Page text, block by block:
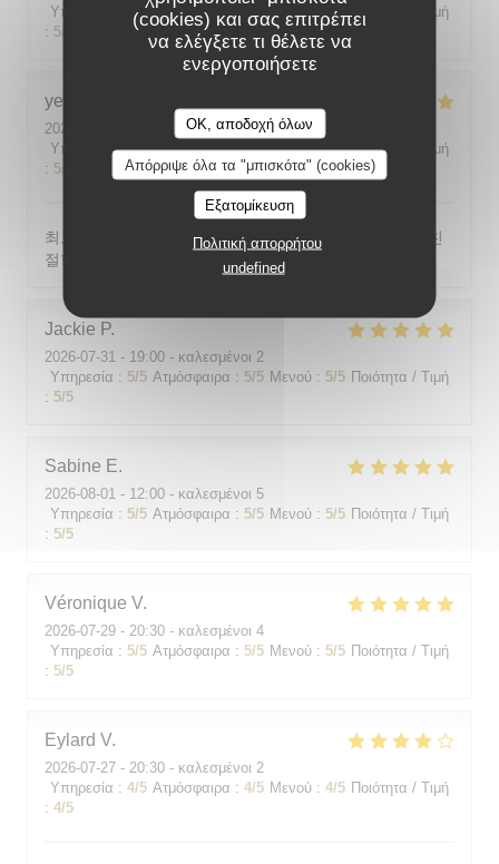
(cookies) και σας επιτρέπει
να ελέγξετε τι θέλετε να
ενεργοποιήσετε
OK, αποδοχή όλων
Απόρριψε όλα τα "μπισκότα" (cookies)
Εξατομίκευση
Πολιτική απορρήτου
undefined
Υπηρεσία
5/5 Ατμόσφαιρα: 5/5 Μενού: 5/5 Ποιότητα / Τιμή
: 5/5
yeonghun
2026-08-03
- 19:00 - καλεσμένοι 4
Υπηρεσία: 5/5 Ατμόσφαιρα: 5/5 Μενού: 5/5 Ποιότητα / Τιμή
: 5/5
최고의 분위기, 최고의 맛, 프랑스어가 서툴지만 서버가 친
절함
Jackie P
2026-07-31 - 19:00 - καλεσμένοι 2
Υπηρεσία : 5/5 Ατμόσφαιρα : 5/5 Μενού : 5/5 Ποιότητα / Τιμή
: 5/5
Sabine E
2026-08-01 - 12:00 - καλεσμένοι 5
Υπηρεσία : 5/5 Ατμόσφαιρα : 5/5 Μενού : 5/5 Ποιότητα / Τιμή
: 5/5
Véronique V
2026-07-29 - 20:30 - καλεσμένοι 4
Υπηρεσία : 5/5 Ατμόσφαιρα : 5/5 Μενού : 5/5 Ποιότητα / Τιμή
: 5/5
Eylard V
2026-07-27 - 20:30 - καλεσμένοι 2
Υπηρεσία : 4/5 Ατμόσφαιρα : 4/5 Μενού : 4/5 Ποιότητα / Τιμή
: 4/5